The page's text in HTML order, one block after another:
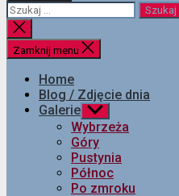
Szukaj:
Zamknij
wyszukiwanie
Zamknij menu
Home
Blog / Zdjęcie dnia
Galerie Pokaż
podmenu
Wybrzeża
Góry
Pustynia
Północ
Po zmroku